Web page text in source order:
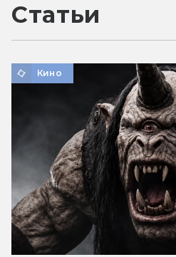
Статьи
Кино